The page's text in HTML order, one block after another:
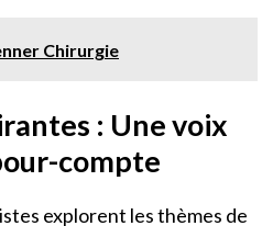
Chirurgie
: Une voix
compte
explorent les thèmes de